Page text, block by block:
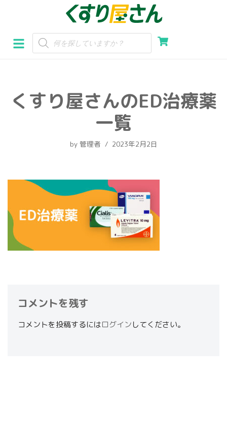
ン
テ
スくすり屋さんのED治療薬
一覧
by 管理者 2023年2月2日
コメントを残す
コメントを投稿するにはログインしてください。